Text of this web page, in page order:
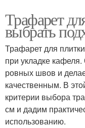
Трафарет
выбрать
Трафарет для
при укладке
ровных швов и
качественным. В
критерии выбора
см и дадим
использованию.